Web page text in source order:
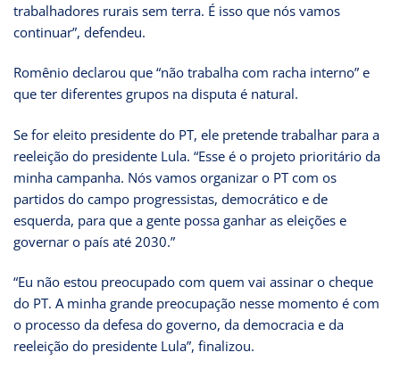
trabalhadores rurais sem terra. É isso que nós vamos
continuar”, defendeu.
Romênio declarou que “não trabalha com racha interno” e
que ter diferentes grupos na disputa é natural.
Se for eleito presidente do PT, ele pretende trabalhar para a
reeleição do presidente Lula. “Esse é o projeto prioritário da
minha campanha. Nós vamos organizar o PT com os
partidos do campo progressistas, democrático e de
esquerda, para que a gente possa ganhar as eleições e
governar o país até 2030.”
“Eu não estou preocupado com quem vai assinar o cheque
do PT. A minha grande preocupação nesse momento é com
o processo da defesa do governo, da democracia e da
reeleição do presidente Lula”, finalizou.